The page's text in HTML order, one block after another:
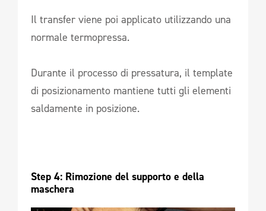
Il transfer viene poi applicato utilizzando una
normale termopressa.
Durante il processo di pressatura, il template
di posizionamento mantiene tutti gli elementi
saldamente in posizione.
Step 4: Rimozione del supporto e della
maschera